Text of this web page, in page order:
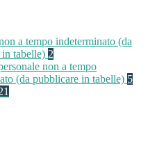
a tempo indeterminato (da
tabelle) 2
non a tempo
(da pubblicare in tabelle) 5